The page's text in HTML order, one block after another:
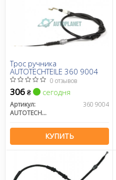
Трос ручника
AUTOTECHTEILE 360 9004
0 отзывов
306 ₴ сегодня
Артикул:
360 9004
AUTOTECHTEILE
КУПИТЬ